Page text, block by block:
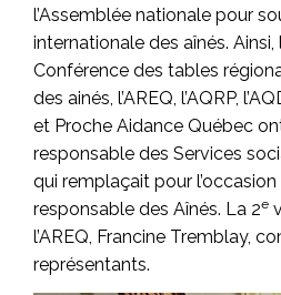
l’Assemblée nationale pour
internationale des aînés.
Conférence des tables
des ainés, l’AREQ, l’AQRP,
et Proche Aidance Québec
responsable des Services
qui remplaçait pour
responsable des Aînés. La 2e
l’AREQ, Francine Tremblay,
représentants.